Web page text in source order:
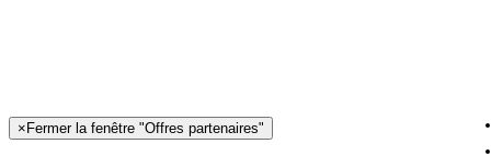
× Fermer la fenêtre "Offres partenaires"